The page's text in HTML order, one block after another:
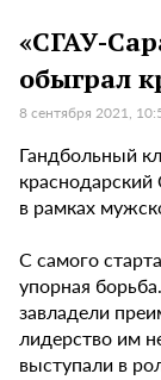
«СГАУ-
обыграл
8 сентября 2021,
Гандбольный
в рамках
С самого
упорная
завладели
лидерство им
выступали в